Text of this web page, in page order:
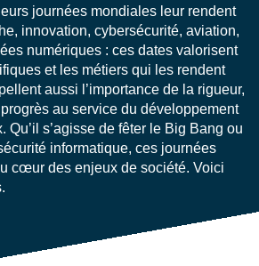
journées mondiales leur rendent
innovation, cybersécurité, aviation,
numériques : ces dates valorisent
et les métiers qui les rendent
aussi l’importance de la rigueur,
au service du développement
Qu’il s’agisse de fêter le Big Bang ou
informatique, ces journées
cœur des enjeux de société. Voici